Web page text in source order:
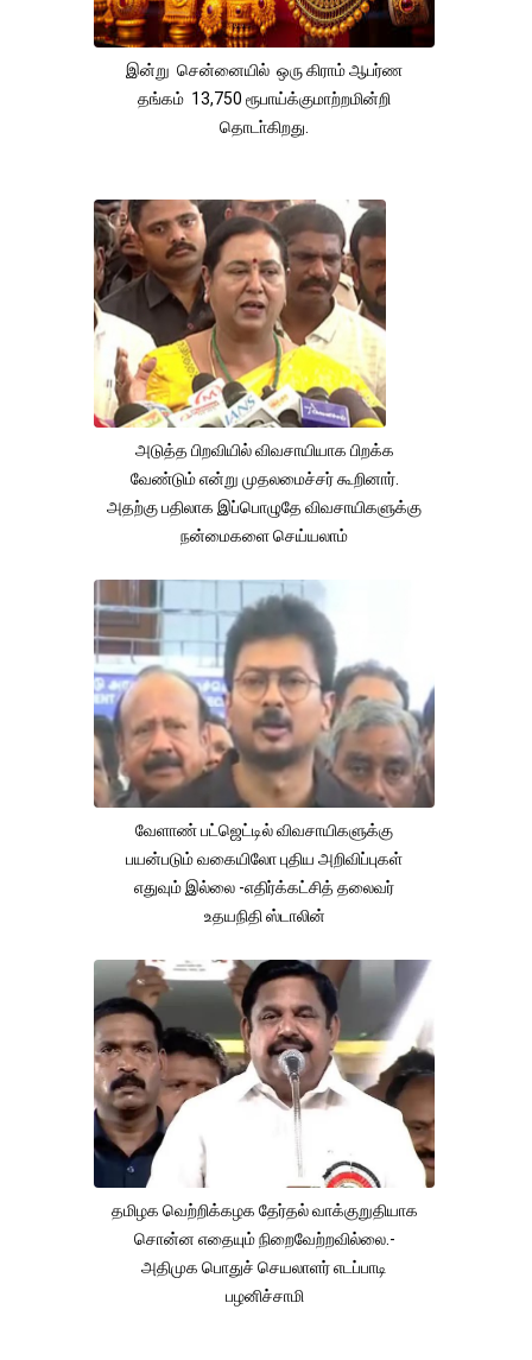
இன்று சென்னையில் ஒரு கிராம் ஆபர்ண
தங்கம் 13,750 ரூபாய்க்குமாற்றமின்றி
தொடா்கிறது.
அடுத்த பிறவியில் விவசாயியாக பிறக்க
வேண்டும் என்று முதலமைச்சர் கூறினார்.
அதற்கு பதிலாக இப்பொழுதே விவசாயிகளுக்கு
நன்மைகளை செய்யலாம்
வேளாண் பட்ஜெட்டில் விவசாயிகளுக்கு
பயன்படும் வகையிலோ புதிய அறிவிப்புகள்
எதுவும் இல்லை -எதிர்க்கட்சித் தலைவர்
உதயநிதி ஸ்டாலின்
தமிழக வெற்றிக்கழக தேர்தல் வாக்குறுதியாக
சொன்ன எதையும் நிறைவேற்றவில்லை.-
அதிமுக பொதுச் செயலாளர் எடப்பாடி
பழனிச்சாமி